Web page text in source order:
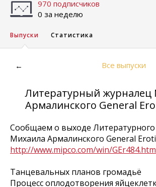
970 подписчиков
0 за неделю
Выпуски Статистика
← Все выпуски
Литературный журналец
Армалинского General
Сообщаем о выходе
Михаила Армалинского General
http://www.mipco.com/win/
Танцевальных планов громадьё
Процесс оплодотворения